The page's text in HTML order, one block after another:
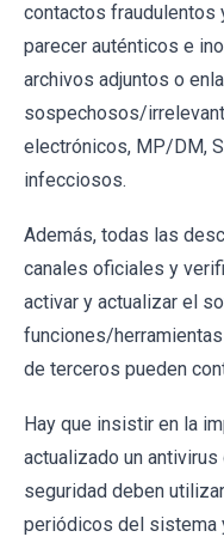
contactos fraudulentos
parecer auténticos e
archivos adjuntos o
sospechosos/
electrónicos, MP/DM,
infecciosos.
Además, todas las
canales oficiales y
activar y actualizar el
funciones/
de terceros pueden
Hay que insistir en la
actualizado un
seguridad deben
periódicos del sistema